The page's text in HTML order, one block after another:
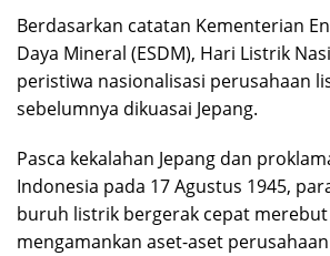
Berdasarkan catatan Kementerian
Daya Mineral (ESDM), Hari Listrik
peristiwa nasionalisasi perusahaan
sebelumnya dikuasai Jepang.
Pasca kekalahan Jepang dan
Indonesia pada 17 Agustus 1945,
buruh listrik bergerak cepat
mengamankan aset-aset